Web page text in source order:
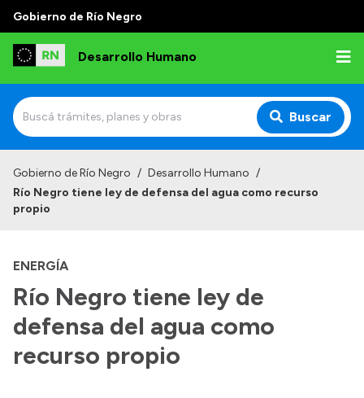
Gobierno de Río Negro
Desarrollo Humano
Buscar
Institucional
Autoridades
Delegaciones
Normativa
Gobierno de Río Negro / Desarrollo Humano /
Río Negro tiene ley de defensa del agua como recurso
propio
ENERGÍA
Río Negro tiene ley de
defensa del agua como
recurso propio